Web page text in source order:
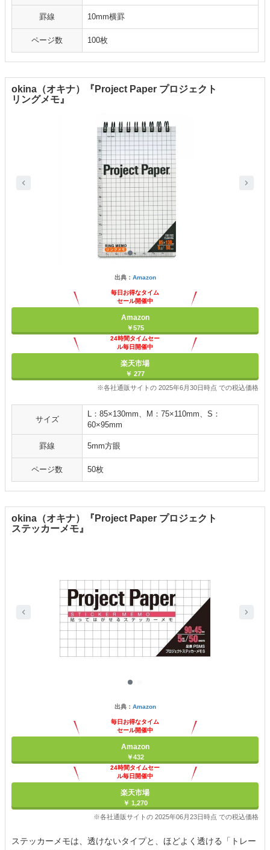
罫線 10mm横罫
ページ数 100枚
okina（オキナ）『Project Paper プロジェクト
リングメモ』
出典： Amazon
毎日お得なタイム
セール開催中
Amazon
￥575
24時間タイムセー
ル毎日開催中
楽天市場
￥ 277
※各社通販サイトの 2025年6月30日時点 での税込価格
サイズ
L：85×130mm、M：75×110mm、S：
60×95mm
罫線 5mm方眼
ページ数 50枚
okina（オキナ）『Project Paper プロジェクト
ステッカーメモ』
出典： Amazon
毎日お得なタイム
セール開催中
Amazon
￥432
24時間タイムセー
ル毎日開催中
楽天市場
￥ 1,270
※各社通販サイトの 2025年06月23日時点 での税込価格
ステッカーメモは、透けないタイプと、ほどよく透ける「トレー